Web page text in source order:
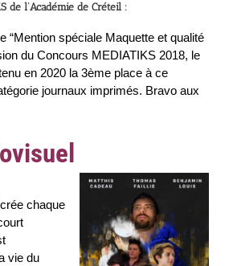
de l’Académie de Créteil :
“Mention spéciale Maquette et qualité
du Concours MEDIATIKS 2018, le
en 2020 la 3ème place à ce
journaux imprimés. Bravo aux
chaque
vie du